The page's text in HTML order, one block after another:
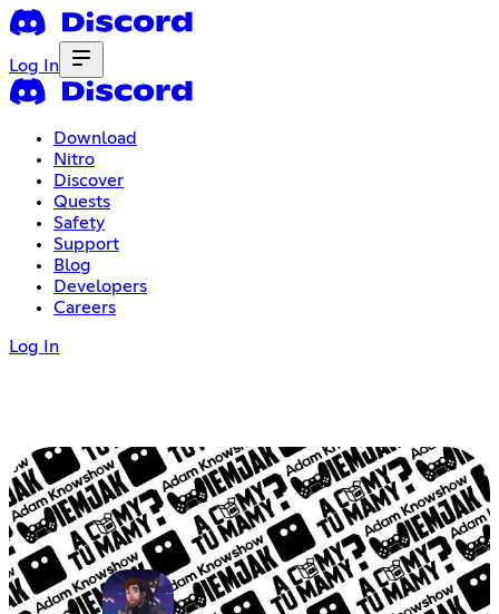
Log In
Download
Nitro
Discover
Quests
Safety
Support
Blog
Developers
Careers
Log In